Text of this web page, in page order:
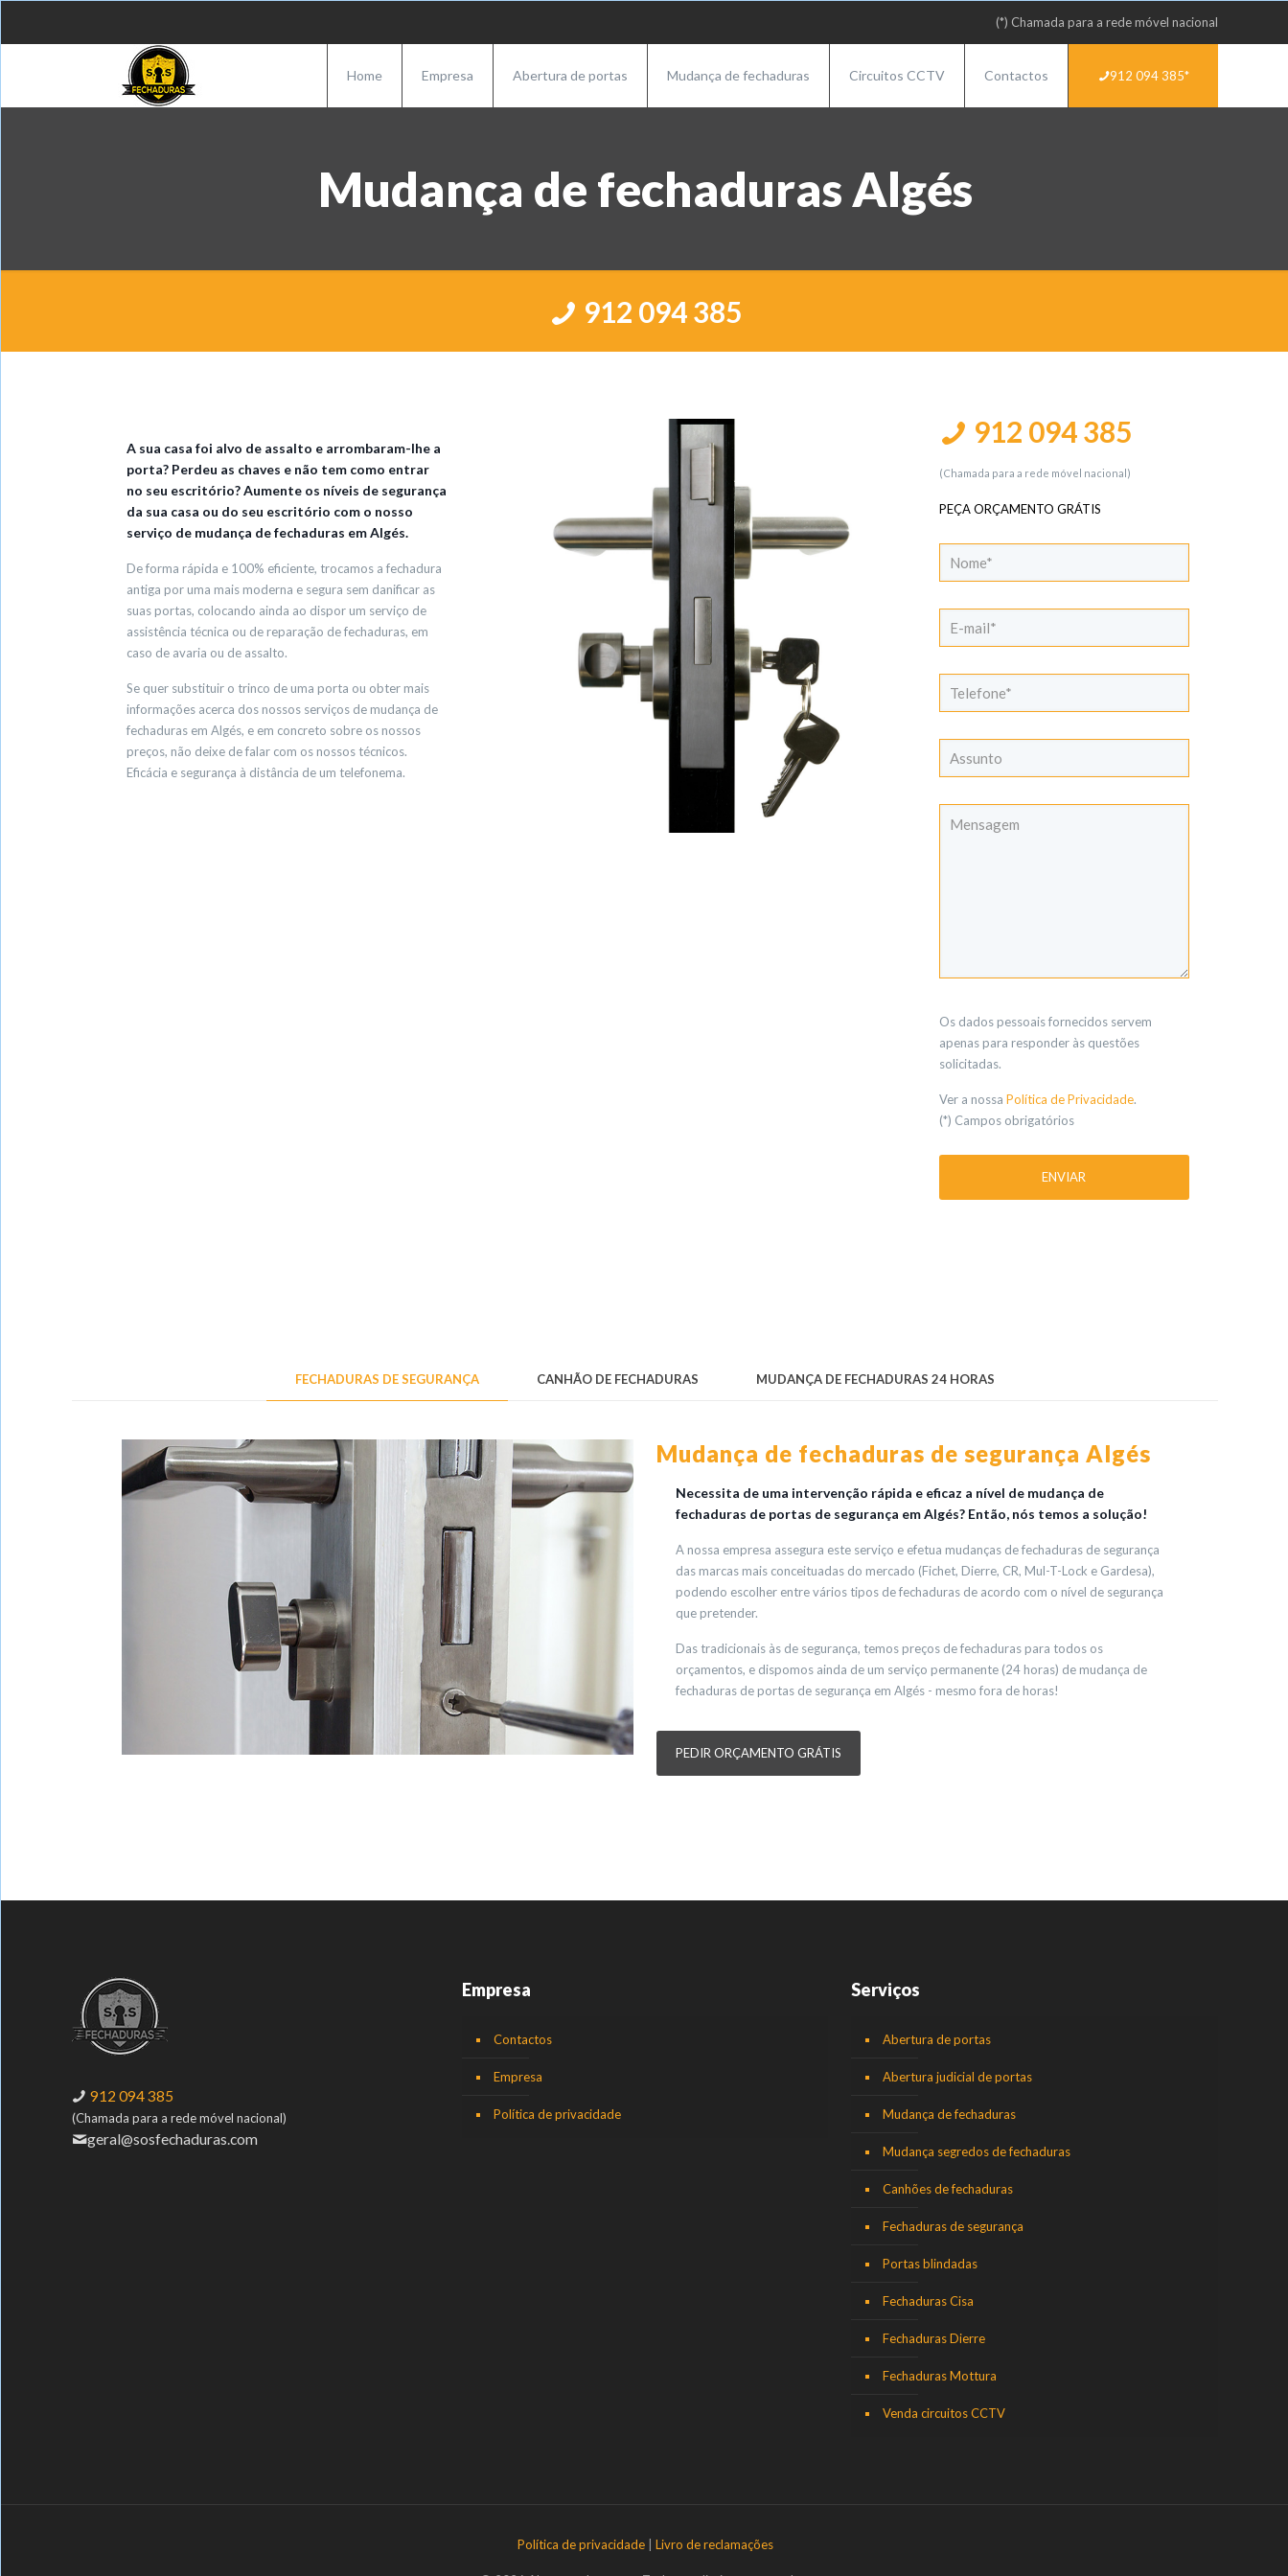
(*) Chamada para a rede móvel nacional
Home Empresa Abertura de portas Mudança de fechaduras Circuitos CCTV Contactos 912 094 385*
Mudança de fechaduras Algés
912 094 385
A sua casa foi alvo de assalto e arrombaram-lhe a
porta? Perdeu as chaves e não tem como entrar
no seu escritório? Aumente os níveis de segurança
da sua casa ou do seu escritório com o nosso
serviço de mudança de fechaduras em Algés.
De forma rápida e 100% eficiente, trocamos a fechadura
antiga por uma mais moderna e segura sem danificar as
suas portas, colocando ainda ao dispor um serviço de
assistência técnica ou de reparação de fechaduras, em
caso de avaria ou de assalto.
Se quer substituir o trinco de uma porta ou obter mais
informações acerca dos nossos serviços de mudança de
fechaduras em Algés, e em concreto sobre os nossos
preços, não deixe de falar com os nossos técnicos.
Eficácia e segurança à distância de um telefonema.
912 094 385
(Chamada para a rede móvel nacional)
PEÇA ORÇAMENTO GRÁTIS
Os dados pessoais fornecidos servem
apenas para responder às questões
solicitadas.
Ver a nossa Política de Privacidade.
(*) Campos obrigatórios
FECHADURAS DE SEGURANÇA CANHÃO DE FECHADURAS MUDANÇA DE FECHADURAS 24 HORAS
Mudança de fechaduras de segurança Algés
Necessita de uma intervenção rápida e eficaz a nível de mudança de
fechaduras de portas de segurança em Algés? Então, nós temos a solução!
A nossa empresa assegura este serviço e efetua mudanças de fechaduras de segurança
das marcas mais conceituadas do mercado (Fichet, Dierre, CR, Mul-T-Lock e Gardesa),
podendo escolher entre vários tipos de fechaduras de acordo com o nível de segurança
que pretender.
Das tradicionais às de segurança, temos preços de fechaduras para todos os
orçamentos, e dispomos ainda de um serviço permanente (24 horas) de mudança de
fechaduras de portas de segurança em Algés - mesmo fora de horas!
PEDIR ORÇAMENTO GRÁTIS
912 094 385
(Chamada para a rede móvel nacional)
geral@sosfechaduras.com
Empresa
Contactos
Empresa
Política de privacidade
Serviços
Abertura de portas
Abertura judicial de portas
Mudança de fechaduras
Mudança segredos de fechaduras
Canhões de fechaduras
Fechaduras de segurança
Portas blindadas
Fechaduras Cisa
Fechaduras Dierre
Fechaduras Mottura
Venda circuitos CCTV
Política de privacidade| Livro de reclamações